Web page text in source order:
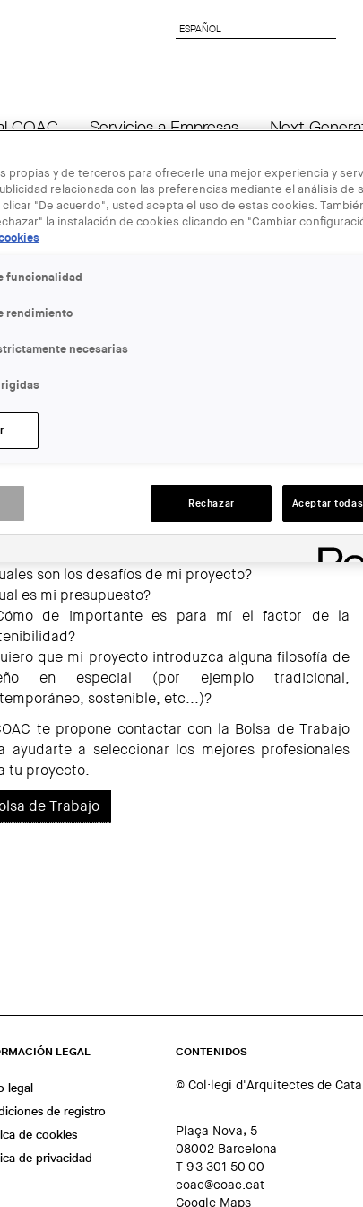
ESPAÑOL
ESPAÑOL
COAC Servicios a Empresas Next
cliente, cada emplazamiento y cada encargo es
un amplio abanico de profesionales con capacidad
ofrecer su experiencia y pericia. Seleccionar el
a realizar. Antes de comenzar la búsqueda,
las necesidades de tu proyecto y pregúntate
cuestiones, sea cual sea tu experiencia y
son los desafíos de mi proyecto?
es mi presupuesto?
de importante es para mí el factor de la
que mi proyecto introduzca alguna filosofía de
en especial (por ejemplo tradicional,
sostenible, etc...)?
te propone contactar con la Bolsa de Trabajo
ayudarte a seleccionar los mejores profesionales
tu proyecto.
de Trabajo
LEGAL
legal
de registro
de cookies
de privacidad
CONTENIDOS
© Col·legi d'Arquitectes de
Plaça Nova, 5
08002 Barcelona
T 93 301 50 00
coac@coac.cat
Google Maps
propias y de terceros para ofrecerle una mejor experiencia y
relacionada con las preferencias mediante el análisis de
"De acuerdo", usted acepta el uso de estas cookies.
la instalación de cookies clicando en "Cambiar
funcionalidad
rendimiento
necesarias
Rechazar Aceptar